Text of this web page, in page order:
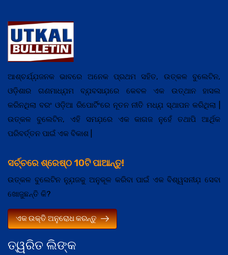
ତ୍ୱରିତ ଲିଙ୍କ
ଆଶ୍ଚର୍ଯ୍ଯ଼ଜନକ ଭାବରେ ଅନେକ ପ୍ରଥମ ସହିତ, ଉତ୍କଳ ବୁଲେଟିନ,
ଓଡ଼ିଶାର ଗଣମାଧ୍ଯ଼ମ ବ୍ଯ଼ବସାଯ଼ରେ କେବଳ ଏକ ଉତ୍ଥାନ ହାସଲ
କରିନଥିଲା ବରଂ ଓଡ଼ିଆ ରିପୋର୍ଟିଂରେ ନୂତନ ନୀତି ମଧ୍ଯ଼ ସ୍ଥାପନ କରିଥିଲା |
ଉତ୍କଳ ବୁଲେଟିନ, ଏହି ସମଯ଼ରେ ଏକ କାଗଜ ନୁହେଁ ତଥାପି ଆର୍ଥିକ
ପରିବର୍ତ୍ତନ ପାଇଁ ଏକ ବିକାଶ |
ସର୍ଚ୍ଚରେ ଶ୍ରେଷ୍ଠ 10ଟି ପାଆନ୍ତୁ!
ଉତ୍କଳ ବୁଲେଟିନ ନ୍ଯ଼ୁଜକୁ ଅନୁକୂଳ କରିବା ପାଇଁ ଏକ ବିଶ୍ୱସନୀଯ଼ ସେବା
ଖୋଜୁଛନ୍ତି କି?
ଏକ ଉକ୍ତି ଅନୁରୋଧ କରନ୍ତୁ